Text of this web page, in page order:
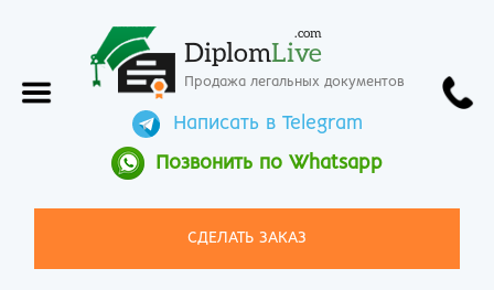
DiplomLive
.com
Продажа легальных документов
Написать в Telegram
Позвонить по Whatsapp
СДЕЛАТЬ ЗАКАЗ